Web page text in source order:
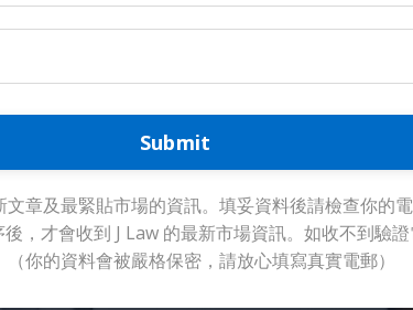
Submit
章及最緊貼市場的資訊。填妥資料後請檢查你的
，才會收到 J Law 的最新市場資訊。如收不到驗
（你的資料會被嚴格保密，請放心填寫真實電郵）